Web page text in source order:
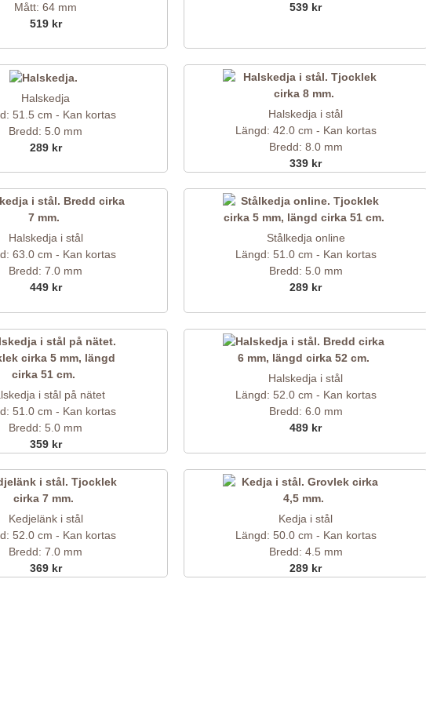
Mått: 64 mm
519 kr
539 kr
Halskedja
51.5 cm - Kan kortas
Bredd: 5.0 mm
289 kr
Halskedja i stål
Längd: 42.0 cm - Kan kortas
Bredd: 8.0 mm
339 kr
Halskedja i stål
63.0 cm - Kan kortas
Bredd: 7.0 mm
449 kr
Stålkedja online
Längd: 51.0 cm - Kan kortas
Bredd: 5.0 mm
289 kr
i stål på nätet
51.0 cm - Kan kortas
Bredd: 5.0 mm
359 kr
Halskedja i stål
Längd: 52.0 cm - Kan kortas
Bredd: 6.0 mm
489 kr
Kedjelänk i stål
52.0 cm - Kan kortas
Bredd: 7.0 mm
369 kr
Kedja i stål
Längd: 50.0 cm - Kan kortas
Bredd: 4.5 mm
289 kr